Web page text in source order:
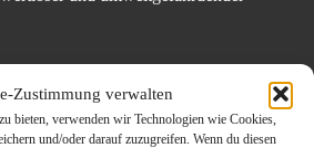
Zustimmung verwalten
bieten, verwenden wir Technologien wie Cookies,
und/oder darauf zuzugreifen. Wenn du diesen